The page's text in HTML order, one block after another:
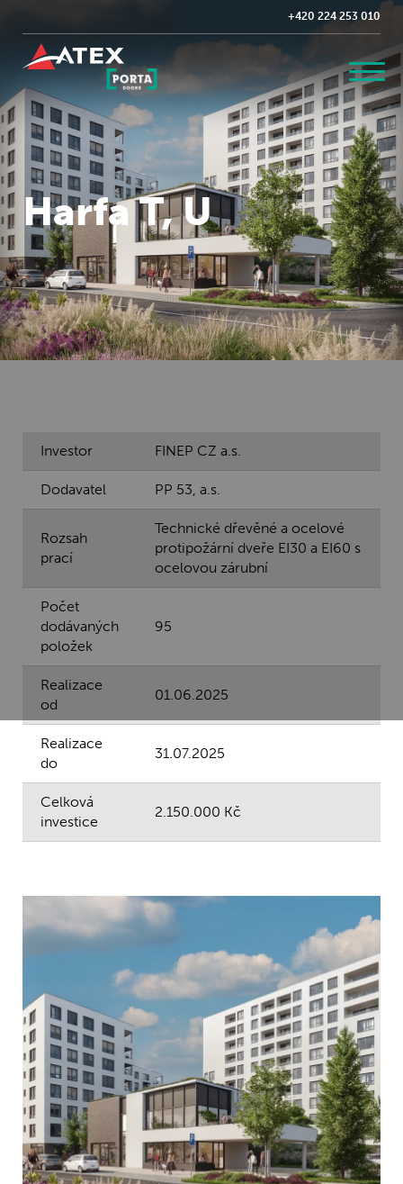
+420 224 253 010
Harfa T, U
Investor FINEP CZ a.s.
Dodavatel PP 53, a.s.
Rozsah
prací
Technické dřevěné a ocelové
protipožární dveře EI30 a EI60 s
ocelovou zárubní
Počet
dodávaných
položek
95
Realizace
od
01.06.2025
Realizace
do
31.07.2025
Celková
investice
2.150.000 Kč